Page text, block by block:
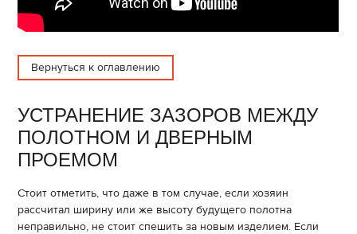
Вернуться к оглавлению
УСТРАНЕНИЕ ЗАЗОРОВ МЕЖДУ
ПОЛОТНОМ И ДВЕРНЫМ
ПРОЕМОМ
Стоит отметить, что даже в том случае, если хозяин
рассчитал ширину или же высоту будущего полотна
неправильно, не стоит спешить за новым изделием. Если